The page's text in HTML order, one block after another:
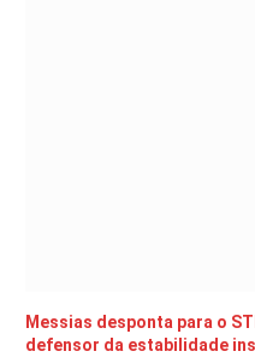
Messias desponta para o
defensor da estabilidade